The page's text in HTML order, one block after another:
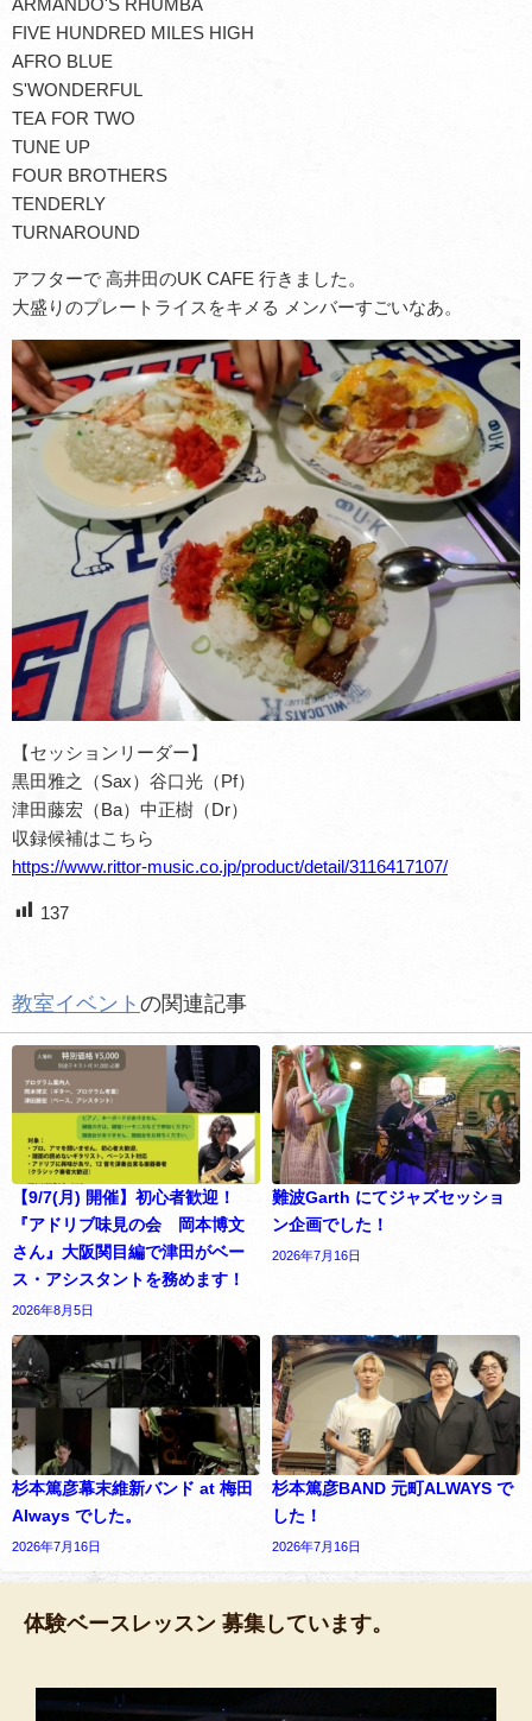
ARMANDO'S RHUMBA
FIVE HUNDRED MILES HIGH
AFRO BLUE
S'WONDERFUL
TEA FOR TWO
TUNE UP
FOUR BROTHERS
TENDERLY
TURNAROUND
アフターで 高井田のUK CAFE 行きました。
大盛りのプレートライスをキメる メンバーすごいなあ。
【セッションリーダー】
黒田雅之（Sax）谷口光（Pf）
津田藤宏（Ba）中正樹（Dr）
収録候補はこちら
https://www.rittor-music.co.jp/product/detail/3116417107/
137
教室イベント の関連記事
【9/7(月) 開催】初心者歓迎！
『アドリブ味見の会 岡本博文
さん』大阪関目編で津田がベー
ス・アシスタントを務めます！
2026年8月5日
難波Garth にてジャズセッショ
ン企画でした！
2026年7月16日
杉本篤彦幕末維新バンド at 梅田
Always でした。
2026年7月16日
杉本篤彦BAND 元町ALWAYS で
した！
2026年7月16日
体験ベースレッスン 募集しています。